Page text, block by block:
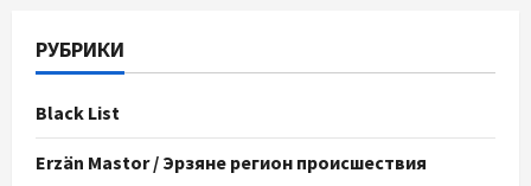
РУБРИКИ
Black List
Erzän Mastor / Эрзяне регион происшествия